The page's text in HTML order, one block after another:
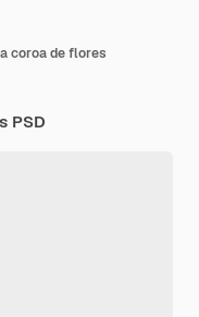
coroa de flores
PSD